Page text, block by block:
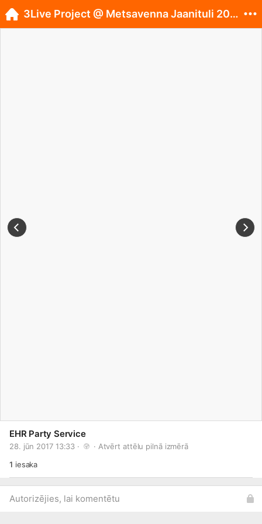
EHR Party Service
28. jūn 2017 13:33 · · Atvērt attēlu pilnā izmērā
1 iesaka
Autorizējies, lai komentētu
3Live Project @ Metsavenna Jaanituli 2017 / EST /